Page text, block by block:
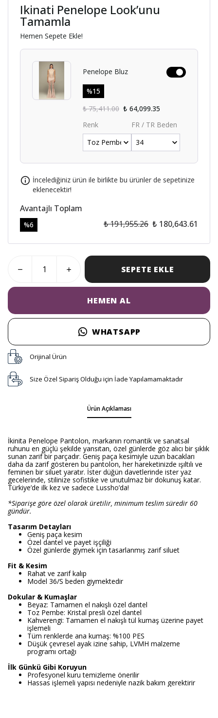
Ikinati Penelope Look’unu
Tamamla
Hemen Sepete Ekle!
Penelope Bluz
%15
₺ 75,411.00 ₺ 64,099.35
Renk
FR / TR Beden
İncelediğiniz ürün ile birlikte bu ürünler de sepetinize
eklenecektir!
Avantajlı Toplam
%6 ₺ 191,955.26 ₺ 180,643.61
SEPETE EKLE
HEMEN AL
WHATSAPP
Orijinal Ürün
Size Özel Sipariş Olduğu için İade Yapılamamaktadır
Ürün Açıklaması
İkinita Penelope Pantolon, markanın romantik ve sanatsal
ruhunu en güçlü şekilde yansıtan, özel günlerde göz alıcı bir şıklık
sunan zarif bir parçadır. Geniş paça kesimiyle uzun bacakları
daha da zarif gösteren bu pantolon, her hareketinizde ışıltılı ve
feminen bir siluet yaratır. İster düğün davetlerinde ister yaz
gecelerinde, stilinize sofistike ve unutulmaz bir dokunuş katar.
Türkiye’de ilk kez ve sadece Lussho’da!
*Siparişe göre özel olarak üretilir, minimum teslim süredir 60
gündür.
Tasarım Detayları
Geniş paça kesim
Özel dantel ve payet işçiliği
Özel günlerde giymek için tasarlanmış zarif siluet
Fit & Kesim
Rahat ve zarif kalıp
Model 36/S beden giymektedir
Dokular & Kumaşlar
Beyaz: Tamamen el nakışlı özel dantel
Toz Pembe: Kristal presli özel dantel
Kahverengi: Tamamen el nakışlı tül kumaş üzerine payet
işlemeli
Tüm renklerde ana kumaş: %100 PES
Düşük çevresel ayak izine sahip, LVMH malzeme
programı ortağı
İlk Günkü Gibi Koruyun
Profesyonel kuru temizleme önerilir
Hassas işlemeli yapısı nedeniyle nazik bakım gerektirir